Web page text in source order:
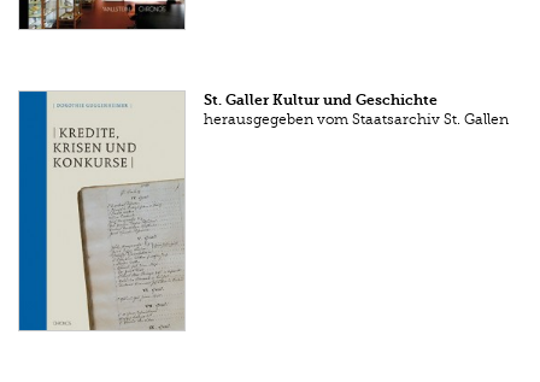
St. Galler Kultur und Geschichte
herausgegeben vom Staatsarchiv St. Gallen